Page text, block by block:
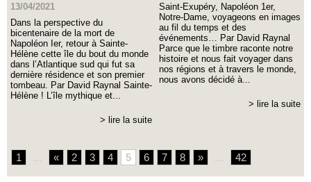
13/04/2021
Dans la perspective du
bicentenaire de la mort de
Napoléon Ier, retour à Sainte-
Hélène cette île du bout du monde
dans l’Atlantique sud qui fut sa
dernière résidence et son premier
tombeau. Par David Raynal Sainte-
Hélène ! L’île mythique et...
> lire la suite
Saint-Exupéry, Napoléon 1er,
Notre-Dame, voyageons en images
au fil du temps et des
événements… Par David Raynal
Parce que le timbre raconte notre
histoire et nous fait voyager dans
nos régions et à travers le monde,
nous avons décidé à...
> lire la suite
1 « 2 3 4 5 6 7 8 » 42